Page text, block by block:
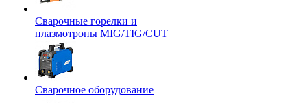
Сварочные горелки и
плазмотроны MIG/TIG/CUT
Сварочное оборудование